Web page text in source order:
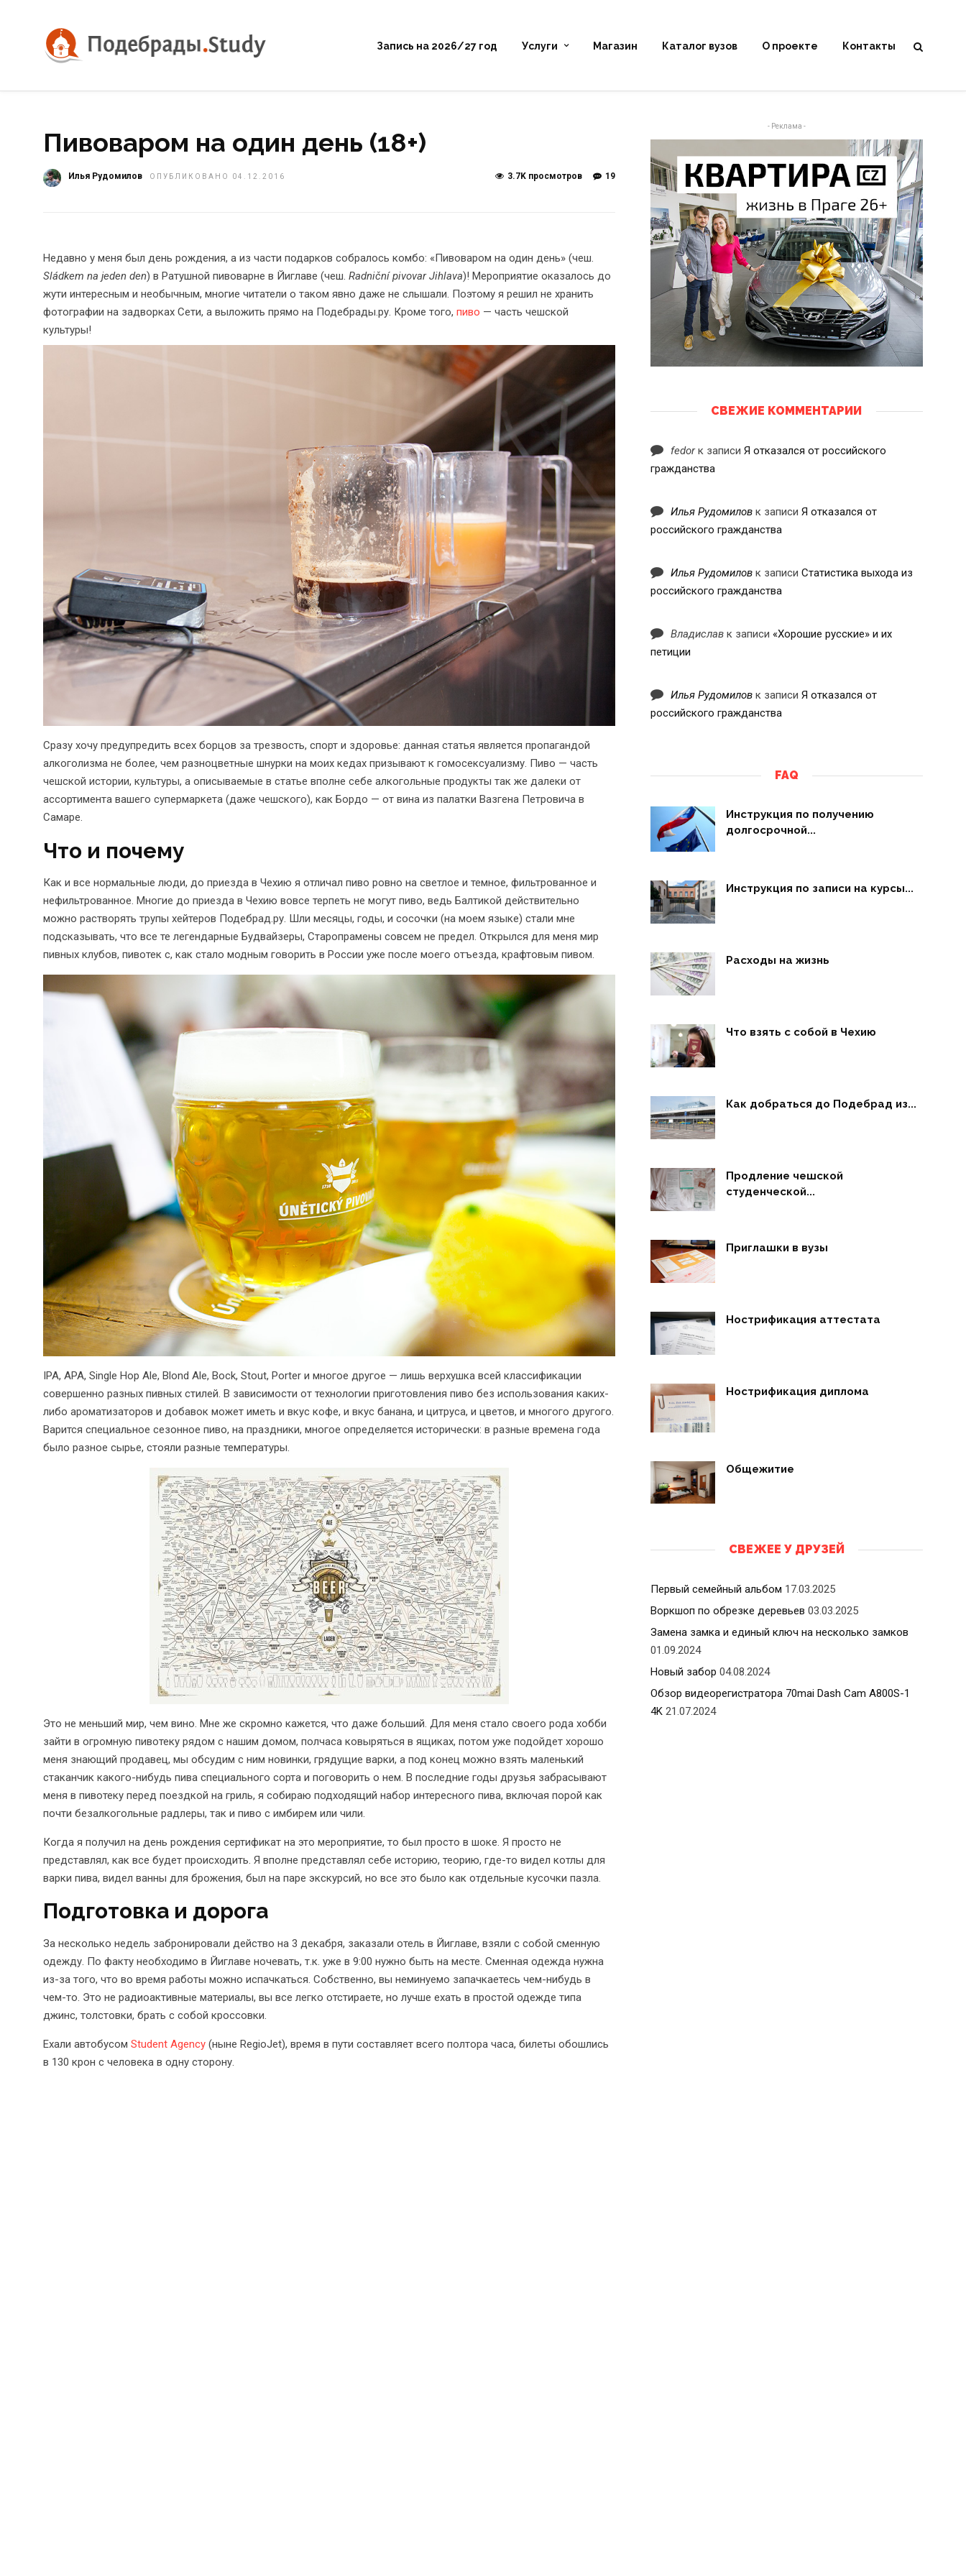
Запись на 2026/27 год Услуги Магазин Каталог вузов О проекте Контакты
Пивоваром на один день (18+)
Илья Рудомилов ОПУБЛИКОВАНО 04.12.2016 19
3.7K просмотров
Недавно у меня был день рождения, а из части подарков собралось комбо: «Пивоваром на один день» (чеш.
Sládkem na jeden den) в Ратушной пивоварне в Йиглаве (чеш. Radniční pivovar Jihlava)! Мероприятие оказалось до
жути интересным и необычным, многие читатели о таком явно даже не слышали. Поэтому я решил не хранить
фотографии на задворках Сети, а выложить прямо на Подебрады.ру. Кроме того, пиво — часть чешской
культуры!
Сразу хочу предупредить всех борцов за трезвость, спорт и здоровье: данная статья является пропагандой
алкоголизма не более, чем разноцветные шнурки на моих кедах призывают к гомосексуализму. Пиво — часть
чешской истории, культуры, а описываемые в статье вполне себе алкогольные продукты так же далеки от
ассортимента вашего супермаркета (даже чешского), как Бордо — от вина из палатки Вазгена Петровича в
Самаре.
Что и почему
Как и все нормальные люди, до приезда в Чехию я отличал пиво ровно на светлое и темное, фильтрованное и
нефильтрованное. Многие до приезда в Чехию вовсе терпеть не могут пиво, ведь Балтикой действительно
можно растворять трупы хейтеров Подебрад.ру. Шли месяцы, годы, и сосочки (на моем языке) стали мне
подсказывать, что все те легендарные Будвайзеры, Старопрамены совсем не предел. Открылся для меня мир
пивных клубов, пивотек с, как стало модным говорить в России уже после моего отъезда, крафтовым пивом.
IPA, APA, Single Hop Ale, Blond Ale, Bock, Stout, Porter и многое другое — лишь верхушка всей классификации
совершенно разных пивных стилей. В зависимости от технологии приготовления пиво без использования каких-
либо ароматизаторов и добавок может иметь и вкус кофе, и вкус банана, и цитруса, и цветов, и многого другого.
Варится специальное сезонное пиво, на праздники, многое определяется исторически: в разные времена года
было разное сырье, стояли разные температуры.
Это не меньший мир, чем вино. Мне же скромно кажется, что даже больший. Для меня стало своего рода хобби
зайти в огромную пивотеку рядом с нашим домом, полчаса ковыряться в ящиках, потом уже подойдет хорошо
меня знающий продавец, мы обсудим с ним новинки, грядущие варки, а под конец можно взять маленький
стаканчик какого-нибудь пива специального сорта и поговорить о нем. В последние годы друзья забрасывают
меня в пивотеку перед поездкой на гриль, я собираю подходящий набор интересного пива, включая порой как
почти безалкогольные радлеры, так и пиво с имбирем или чили.
Когда я получил на день рождения сертификат на это мероприятие, то был просто в шоке. Я просто не
представлял, как все будет происходить. Я вполне представлял себе историю, теорию, где-то видел котлы для
варки пива, видел ванны для брожения, был на паре экскурсий, но все это было как отдельные кусочки пазла.
Подготовка и дорога
За несколько недель забронировали действо на 3 декабря, заказали отель в Йиглаве, взяли с собой сменную
одежду. По факту необходимо в Йиглаве ночевать, т.к. уже в 9:00 нужно быть на месте. Сменная одежда нужна
из-за того, что во время работы можно испачкаться. Собственно, вы неминуемо запачкаетесь чем-нибудь в
чем-то. Это не радиоактивные материалы, вы все легко отстираете, но лучше ехать в простой одежде типа
джинс, толстовки, брать с собой кроссовки.
Ехали автобусом Student Agency (ныне RegioJet), время в пути составляет всего полтора часа, билеты обошлись
в 130 крон с человека в одну сторону.
- Реклама -
СВЕЖИЕ КОММЕНТАРИИ
fedorк записи Я отказался от российского
гражданства
Илья Рудомиловк записи Я отказался от
российского гражданства
Илья Рудомиловк записи Статистика выхода из
российского гражданства
Владиславк записи «Хорошие русские» и их
петиции
Илья Рудомиловк записи Я отказался от
российского гражданства
FAQ
Инструкция по получению
долгосрочной...
Инструкция по записи на курсы...
Расходы на жизнь
Что взять с собой в Чехию
Как добраться до Подебрад из...
Продление чешской
студенческой...
Приглашки в вузы
Нострификация аттестата
Нострификация диплома
Общежитие
СВЕЖЕЕ У ДРУЗЕЙ
Первый семейный альбом 17.03.2025
Воркшоп по обрезке деревьев 03.03.2025
Замена замка и единый ключ на несколько замков
01.09.2024
Новый забор 04.08.2024
Обзор видеорегистратора 70mai Dash Cam A800S-1
4K 21.07.2024